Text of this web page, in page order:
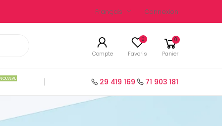
Français Connexion
Compte
0
Favoris
0
Panier
29 419 169 71 903 181